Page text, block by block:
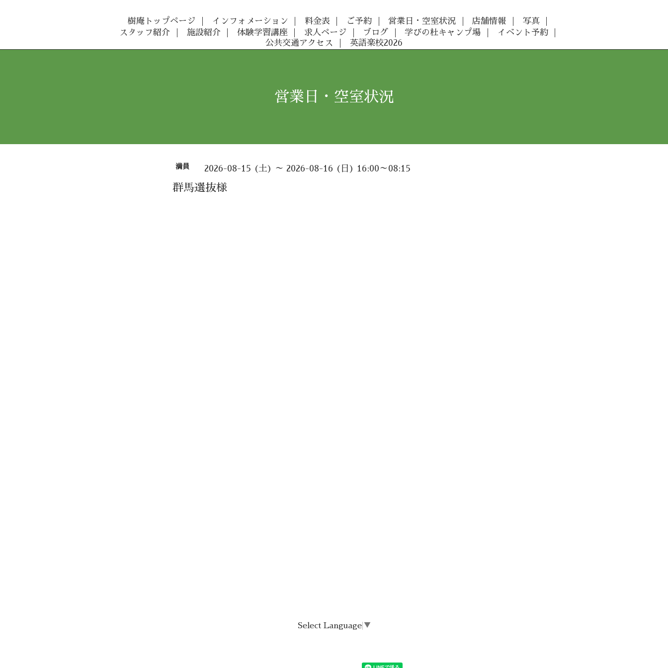
樹庵トップページ インフォメーション 料金表 ご予約 営業日・空室状況 店舗情報
写真
スタッフ紹介
施設紹介 体験学習講座 求人ページ ブログ 学びの杜キャンプ場
イベント予約
公共交通アクセス
英語楽校2026
営業日・空室状況
満員 2026-08-15 (土) ～ 2026-08-16 (日) 16:00～08:15
群馬選抜様
Select Language ▼